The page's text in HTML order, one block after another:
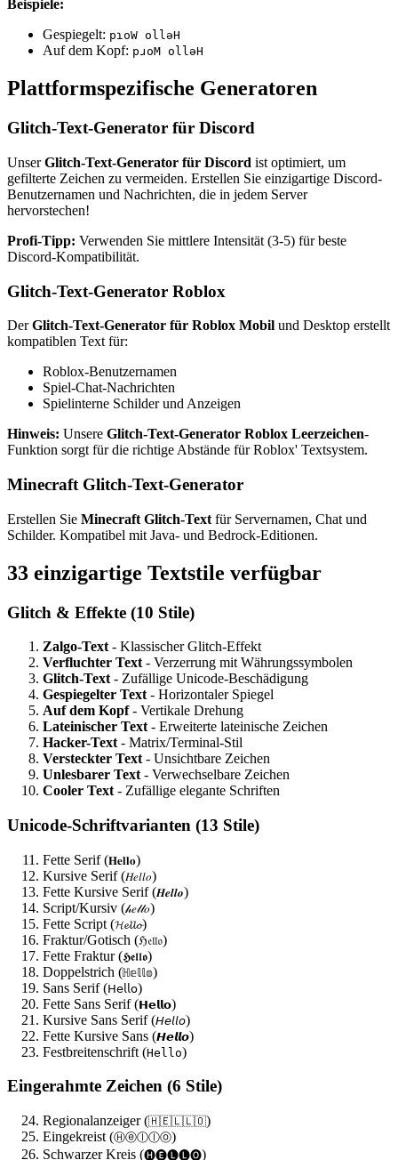
Beispiele:
Gespiegelt: pɿoW olləH
Auf dem Kopf: pɹoM ollǝH
Plattformspezifische Generatoren
Glitch-Text-Generator für Discord
UnserGlitch-Text-Generator für Discord ist optimiert, um
gefilterte Zeichen zu vermeiden. Erstellen Sie einzigartige Discord-
Benutzernamen und Nachrichten, die in jedem Server
hervorstechen!
Profi-Tipp: Verwenden Sie mittlere Intensität (3-5) für beste
Discord-Kompatibilität.
Glitch-Text-Generator Roblox
DerGlitch-Text-Generator für Roblox Mobil und Desktop erstellt
kompatiblen Text für:
Roblox-Benutzernamen
Spiel-Chat-Nachrichten
Spielinterne Schilder und Anzeigen
Hinweis: Unsere Glitch-Text-Generator Roblox Leerzeichen-
Funktion sorgt für die richtige Abstände für Roblox' Textsystem.
Minecraft Glitch-Text-Generator
Erstellen Sie Minecraft Glitch-Text für Servernamen, Chat und
Schilder. Kompatibel mit Java- und Bedrock-Editionen.
33 einzigartige Textstile verfügbar
Glitch & Effekte (10 Stile)
Zalgo-Text - Klassischer Glitch-Effekt
Verfluchter Text - Verzerrung mit Währungssymbolen
Glitch-Text - Zufällige Unicode-Beschädigung
Gespiegelter Text - Horizontaler Spiegel
Auf dem Kopf- Vertikale Drehung
Lateinischer Text - Erweiterte lateinische Zeichen
Hacker-Text - Matrix/Terminal-Stil
Versteckter Text - Unsichtbare Zeichen
Unlesbarer Text - Verwechselbare Zeichen
Cooler Text - Zufällige elegante Schriften
Unicode-Schriftvarianten (13 Stile)
Fette Serif (𝐇𝐞𝐥𝐥𝐨)
Kursive Serif (𝐻𝑒𝑙𝑙𝑜)
Fette Kursive Serif (𝑯𝒆𝒍𝒍𝒐)
Script/Kursiv (𝒽𝑒𝓁𝓁𝑜)
Fette Script (𝓗𝓮𝓵𝓵𝓸)
Fraktur/Gotisch (ℌ𝔢𝔩𝔩𝔬)
Fette Fraktur (𝕳𝖊𝖑𝖑𝖔)
Doppelstrich (ℍ𝕖𝕝𝕝𝕠)
Sans Serif (𝖧𝖾𝗅𝗅𝗈)
Fette Sans Serif (𝗛𝗲𝗹𝗹𝗼)
Kursive Sans Serif (𝘏𝘦𝘭𝘭𝘰)
Fette Kursive Sans (𝙃𝙚𝙡𝙡𝙤)
Festbreitenschrift (𝙷𝚎𝚕𝚕𝚘)
Eingerahmte Zeichen (6 Stile)
Regionalanzeiger (🇭🇪🇱🇱🇴)
Eingekreist (Ⓗⓔⓛⓛⓞ)
Schwarzer Kreis (🅗🅔🅛🅛🅞)